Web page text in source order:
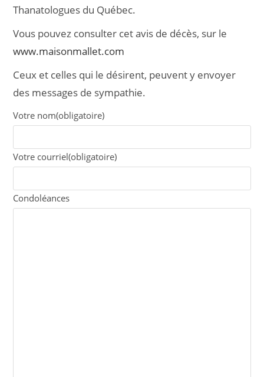
Thanatologues du Québec.
Vous pouvez consulter cet avis de décès, sur le
www.maisonmallet.com
Ceux et celles qui le désirent, peuvent y envoyer
des messages de sympathie.
Votre nom(obligatoire)
Votre courriel(obligatoire)
Condoléances